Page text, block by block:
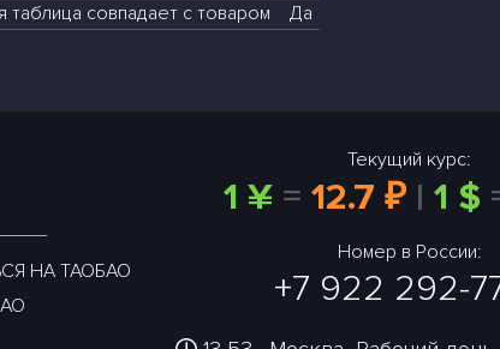
таблица совпадает с товаром
Да
НА ТАОБАО
Текущий курс:
1 ¥ = 12.7 ₽ | 1 $
Номер в России:
+7 922 292-